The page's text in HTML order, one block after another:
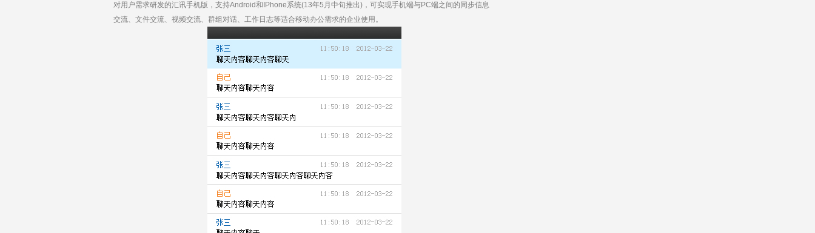
对用户需求研发的汇讯手机版，支持Android和IPhone系统(13年5月中旬推出)，可实现手机端与PC端之间的同步信息
交流、文件交流、视频交流、群组对话、工作日志等适合移动办公需求的企业使用。